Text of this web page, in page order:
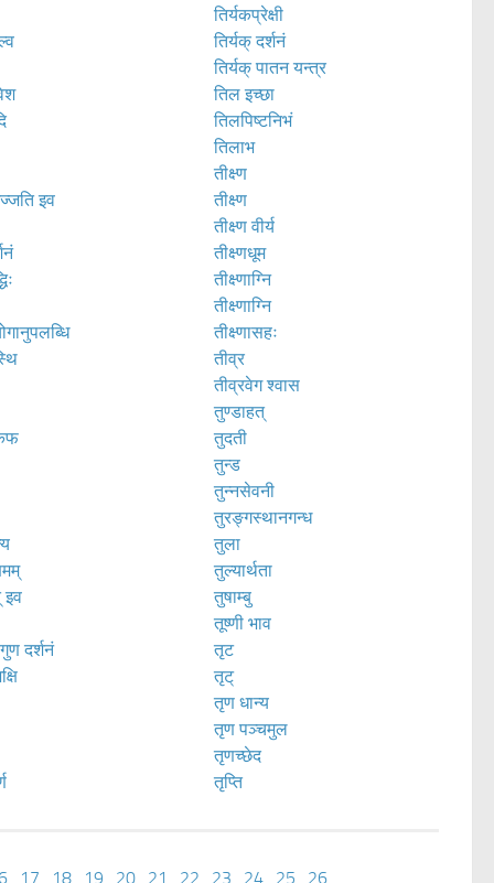
इव
इव
दर्शनं
तिर्यकप्रेक्षी
तिर्यक् दर्शनं
तिर्यक् पातन यन्त्र
तिल इच्छा
तिलपिष्टनिभं
तिलाभ
तीक्ष्ण
तीक्ष्ण
तीक्ष्ण वीर्य
तीक्ष्णधूम
तीक्ष्णाग्नि
तीक्ष्णाग्नि
तीक्ष्णासहः
तीव्र
तीव्रवेग श्वास
तुण्डाहत्
तुदती
तुन्ड
तुन्नसेवनी
तुरङ्गस्थानगन्ध
तुला
तुल्यार्थता
तुषाम्बु
तूष्णी भाव
तृट
तृट्
तृण धान्य
तृण पञ्चमुल
तृणच्छेद
तृप्ति
17 18 19 20 21 22 23 24 25 26